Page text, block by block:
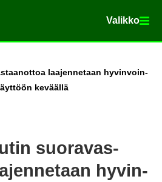
Va­lik­ko
Va­lik­ko
laa­jen­ne­taan hy­vin­voin­
ke­vääl­lä
suo­ra­vas­
hy­vin­